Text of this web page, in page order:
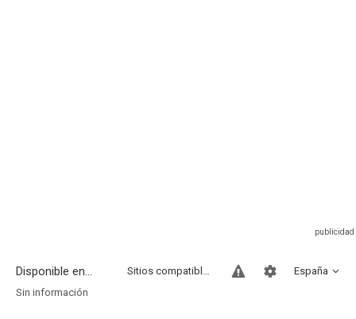
Disponible en... España
Sitios compatibles
Sin información